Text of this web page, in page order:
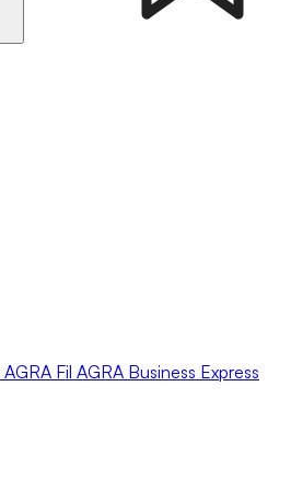
AGRA Fil AGRA Business Express